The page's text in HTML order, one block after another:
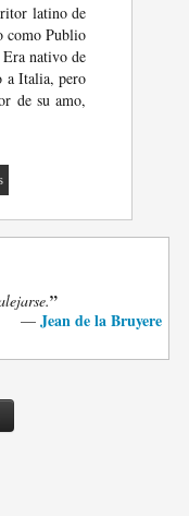
latino de
como Publio
nativo de
a Italia, pero
de su amo,
”
— Jean de la Bruyere